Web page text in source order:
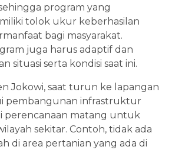
program yang
tolok ukur keberhasilan
bagi masyarakat.
juga harus adaptif dan
situasi serta kondisi saat ini.
Jokowi, saat turun ke lapangan
pembangunan infrastruktur
perencanaan matang untuk
sekitar. Contoh, tidak ada
di area pertanian yang ada di